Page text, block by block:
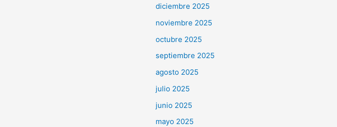
diciembre 2025
noviembre 2025
octubre 2025
septiembre 2025
agosto 2025
julio 2025
junio 2025
mayo 2025